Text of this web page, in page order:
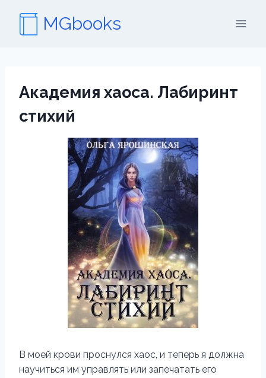
содержимому
MGbooks
Академия хаоса. Лабиринт
стихий
В моей крови проснулся хаос, и теперь я должна
научиться им управлять или запечатать его